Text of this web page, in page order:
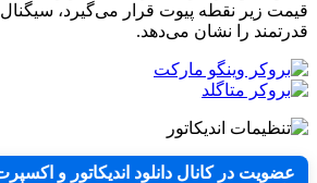
قیمت زیر نقطه پیوت قرار می‌گیرد،
قدرتمند را نشان می‌دهد.
عضویت در کانال دانلود اندیکاتور و